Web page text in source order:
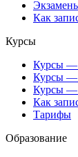
Как
Курсы
Курсы —
Курсы —
Курсы —
Как
Тарифы
Образование